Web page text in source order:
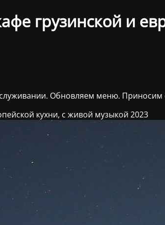
грузинской и
Обновляем меню.
кухни, с живой музыкой 2023